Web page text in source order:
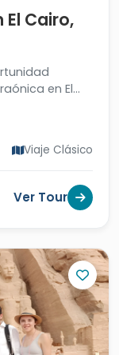
Cairo,
en El
Viaje Clásico
Ver Tour